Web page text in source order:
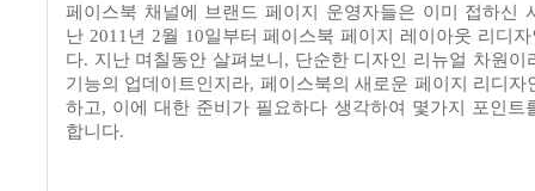
페이스북 채널에 브랜드 페이지 운영자들은 이미 접하신
난 2011 년 2월 10일부터 페이스북 페이지 레이아웃 리디
다. 지난 며칠동안 살펴보니 , 단순한 디자인 리뉴얼 차원이
기능의 업데이트인지라, 페이스북의 새로운 페이지 리디자
하고, 이에 대한 준비가 필요하다 생각하여 몇가지 포인트
합니다.